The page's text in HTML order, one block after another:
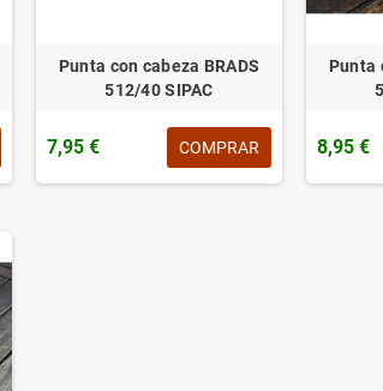
Punta con cabeza BRADS
512/40 SIPAC
7,95 € COMPRAR
Punta
8,95 €